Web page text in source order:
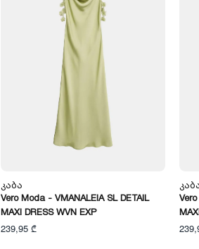
Კაბა
Vero Moda - VMANALEIA SL DETAIL
MAXI DRESS WVN EXP
239,95 ₾